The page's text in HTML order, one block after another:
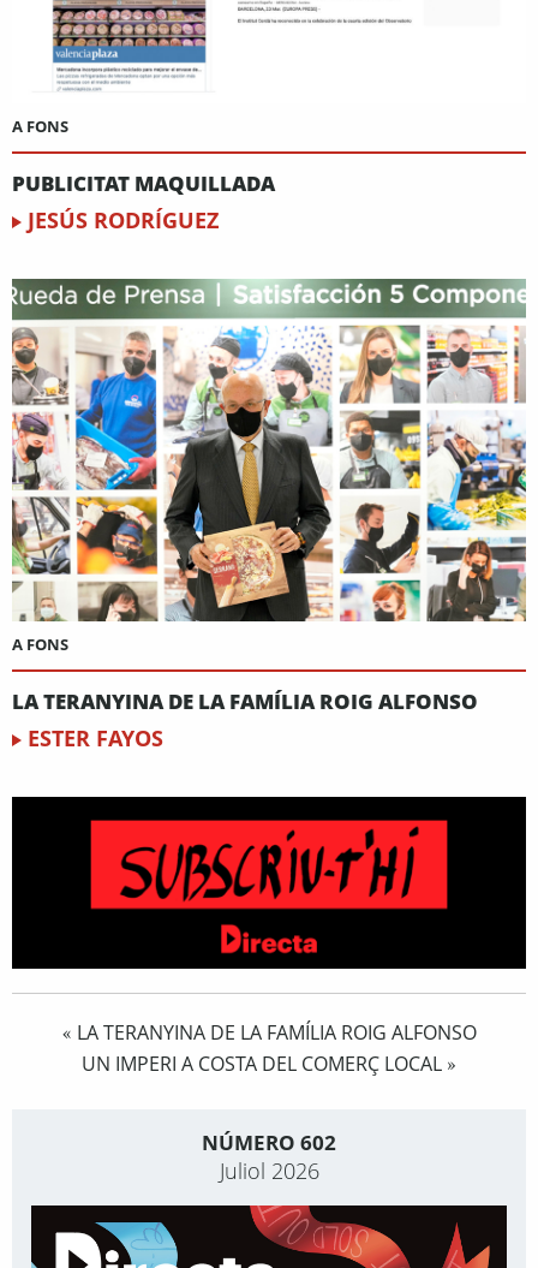
A FONS
PUBLICITAT MAQUILLADA
JESÚS RODRÍGUEZ
A FONS
LA TERANYINA DE LA FAMÍLIA ROIG ALFONSO
ESTER FAYOS
« LA TERANYINA DE LA FAMÍLIA ROIG ALFONSO
UN IMPERI A COSTA DEL COMERÇ LOCAL »
NÚMERO 602
Juliol 2026